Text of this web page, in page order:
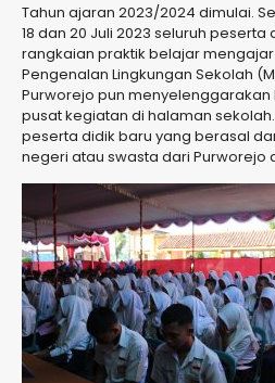
Tahun ajaran 2023/2024 dimulai.
18 dan 20 Juli 2023 seluruh
rangkaian praktik belajar
Pengenalan Lingkungan Sekolah
Purworejo pun
pusat kegiatan di halaman
peserta didik baru yang berasal
negeri atau swasta dari Purworejo